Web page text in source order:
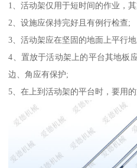
1、活动架仅用于短时间的作业，
2、设施应保持完好且有例行检查;
3、活动架应在坚固的地面上平行
4、置放于活动架上的平台其地板
边、角应有保护;
5、在上到活动架的平台时，要用